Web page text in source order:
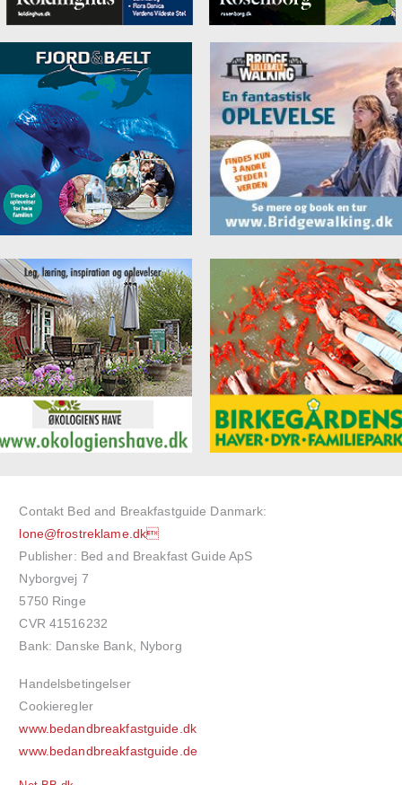
Contakt Bed and Breakfastguide Danmark:
lone@frostreklame.dk
Publisher: Bed and Breakfast Guide ApS
Nyborgvej 7
5750 Ringe
CVR 41516232
Bank: Danske Bank, Nyborg
Handelsbetingelser
Cookieregler
www.bedandbreakfastguide.dk
www.bedandbreakfastguide.de